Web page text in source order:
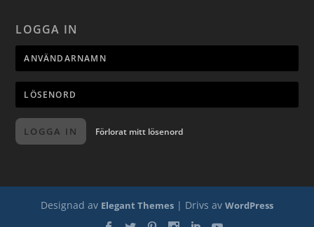
LOGGA IN
LOGGA IN Förlorat mitt lösenord
Designad av Elegant Themes | Drivs av WordPress